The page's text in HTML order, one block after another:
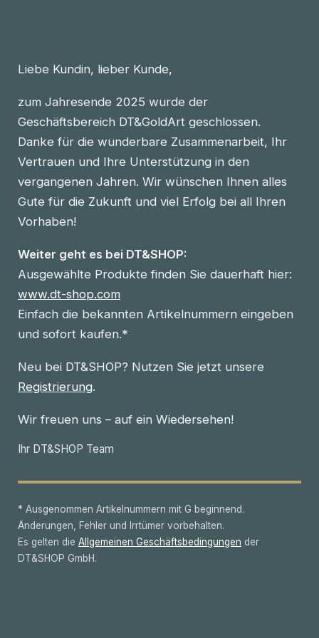
Liebe Kundin, lieber Kunde,
zum Jahresende 2025 wurde der
Geschäftsbereich DT&GoldArt geschlossen.
Danke für die wunderbare Zusammenarbeit, Ihr
Vertrauen und Ihre Unterstützung in den
vergangenen Jahren. Wir wünschen Ihnen alles
Gute für die Zukunft und viel Erfolg bei all Ihren
Vorhaben!
Weiter geht es bei DT&SHOP:
Ausgewählte Produkte finden Sie dauerhaft hier:
www.dt-shop.com
Einfach die bekannten Artikelnummern eingeben
und sofort kaufen.*
Neu bei DT&SHOP? Nutzen Sie jetzt unsere
Registrierung.
Wir freuen uns – auf ein Wiedersehen!
Ihr DT&SHOP Team
* Ausgenommen Artikelnummern mit G beginnend.
Änderungen, Fehler und Irrtümer vorbehalten.
Es gelten die Allgemeinen Geschäftsbedingungen der
DT&SHOP GmbH.